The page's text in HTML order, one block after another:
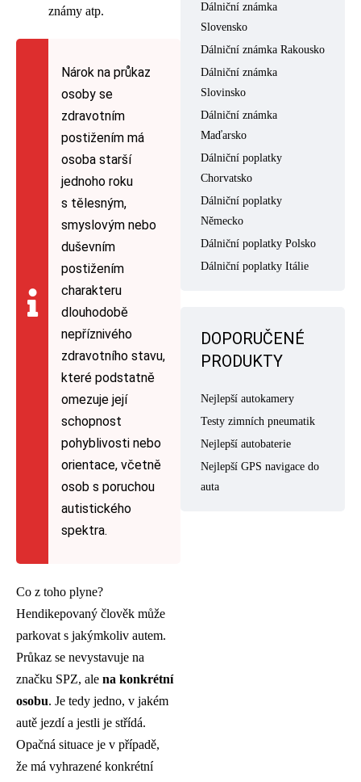
známy atp.
Nárok na průkaz
osoby se
zdravotním
postižením má
osoba starší
jednoho roku
s tělesným,
smyslovým nebo
duševním
postižením
charakteru
dlouhodobě
nepříznivého
zdravotního stavu,
které podstatně
omezuje její
schopnost
pohyblivosti nebo
orientace, včetně
osob s poruchou
autistického
spektra.
Co z toho plyne?
Hendikepovaný člověk může
parkovat s jakýmkoliv autem.
Průkaz se nevystavuje na
značku SPZ, ale na konkrétní
osobu. Je tedy jedno, v jakém
autě jezdí a jestli je střídá.
Opačná situace je v případě,
že má vyhrazené konkrétní
Dálniční známka
Slovensko
Dálniční známka Rakousko
Dálniční známka
Slovinsko
Dálniční známka
Maďarsko
Dálniční poplatky
Chorvatsko
Dálniční poplatky
Německo
Dálniční poplatky Polsko
Dálniční poplatky Itálie
DOPORUČENÉ
PRODUKTY
Nejlepší autokamery
Testy zimních pneumatik
Nejlepší autobaterie
Nejlepší GPS navigace do
auta